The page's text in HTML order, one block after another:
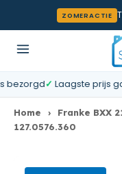
Meteen naar de
ZOMERACTIE
✓Laagste prijs
Home ›
Franke BXX
127.0576.360